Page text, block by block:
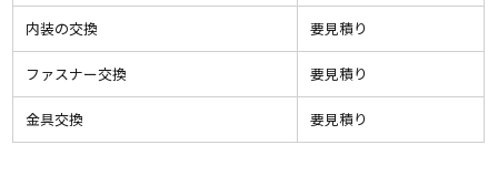
内装の交換 要見積り
ファスナー交換 要見積り
金具交換 要見積り